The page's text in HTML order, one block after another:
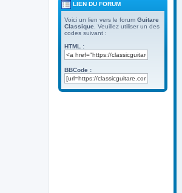
LIEN DU FORUM
Voici un lien vers le forum Guitare
Classique . Veuillez utiliser un des
codes suivant :
HTML :
BBCode :